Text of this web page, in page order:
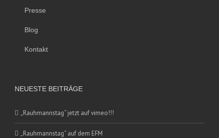
Presse
Blog
Kontakt
NEUESTE BEITRÄGE
„Rauhmannstag“ jetzt auf vimeo!!!
„Rauhmannstag“ auf dem EFM